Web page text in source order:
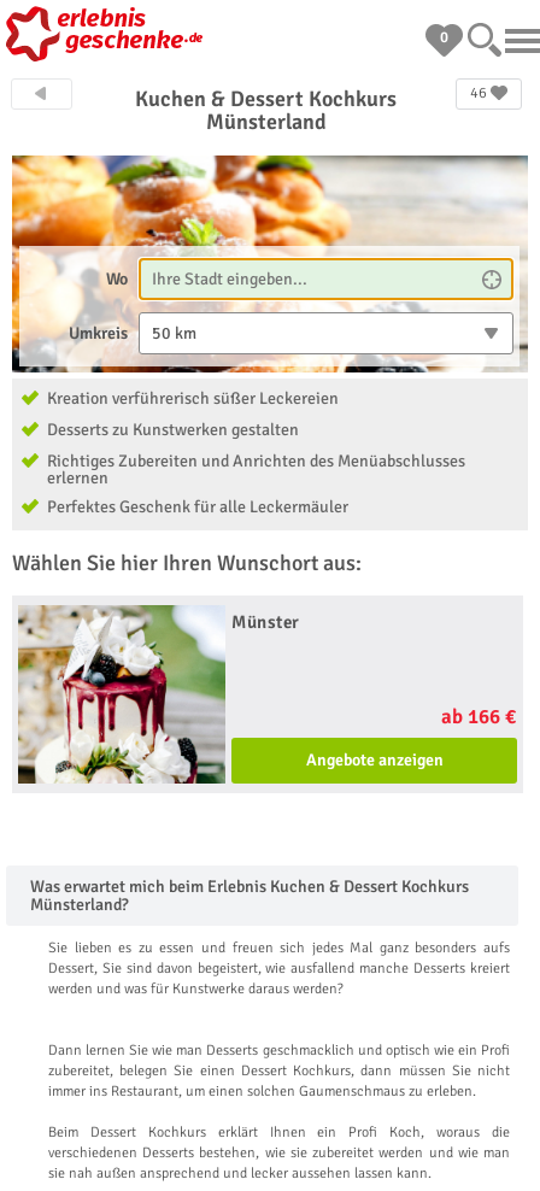
0
46
Kuchen & Dessert Kochkurs
Münsterland
Wo
Umkreis 50 km
Kreation verführerisch süßer Leckereien
Desserts zu Kunstwerken gestalten
Richtiges Zubereiten und Anrichten des Menüabschlusses
erlernen
Perfektes Geschenk für alle Leckermäuler
Wählen Sie hier Ihren Wunschort aus:
Münster
ab 166 €
Angebote anzeigen
Was erwartet mich beim Erlebnis Kuchen & Dessert Kochkurs
Münsterland?
Sie lieben es zu essen und freuen sich jedes Mal ganz besonders aufs
Dessert, Sie sind davon begeistert, wie ausfallend manche Desserts kreiert
werden und was für Kunstwerke daraus werden?
Dann lernen Sie wie man Desserts geschmacklich und optisch wie ein Profi
zubereitet, belegen Sie einen Dessert Kochkurs, dann müssen Sie nicht
immer ins Restaurant, um einen solchen Gaumenschmaus zu erleben.
Beim Dessert Kochkurs erklärt Ihnen ein Profi Koch, woraus die
verschiedenen Desserts bestehen, wie sie zubereitet werden und wie man
sie nah außen ansprechend und lecker aussehen lassen kann.